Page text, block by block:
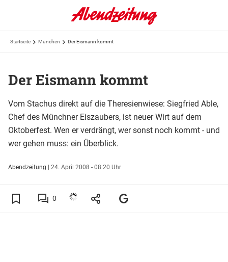
Startseite München Der Eismann kommt
Der Eismann kommt
Vom Stachus direkt auf die Theresienwiese: Siegfried Able,
Chef des Münchner Eiszaubers, ist neuer Wirt auf dem
Oktoberfest. Wen er verdrängt, wer sonst noch kommt - und
wer gehen muss: ein Überblick.
Abendzeitung | 24. April 2008 - 08:20 Uhr
0